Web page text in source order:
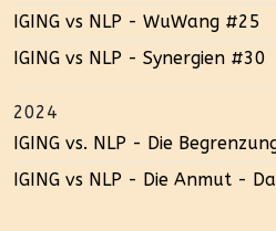
IGING vs NLP - WuWang #25
IGING vs NLP - Synergien #30
2024
IGING vs. NLP - Die
IGING vs NLP - Die Anmut -